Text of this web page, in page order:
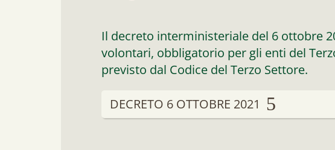
Il decreto interministeriale del 6 ottobre
volontari, obbligatorio per gli enti del
previsto dal Codice del Terzo Settore.
DECRETO 6 OTTOBRE 2021